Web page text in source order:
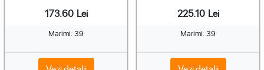
173.60 Lei
Marimi: 39
225.10 Lei
Marimi: 39